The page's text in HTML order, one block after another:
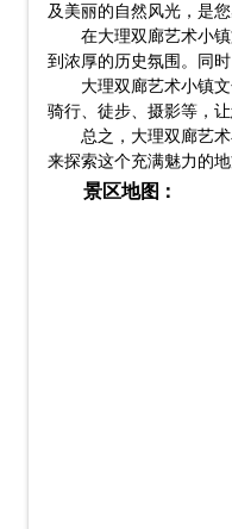
及美丽的自然风光，是
在大理双廊艺术小
到浓厚的历史氛围。同
大理双廊艺术小镇
骑行、徒步、摄影等，
总之，大理双廊艺
来探索这个充满魅力的地
景区地图：